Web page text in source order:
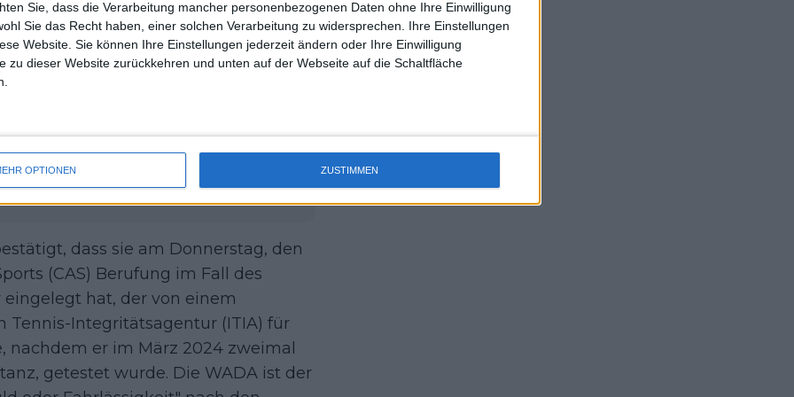
Sie, dass die Verarbeitung mancher personenbezogenen Daten ohne Ihre Einwilligung
Sie das Recht haben, einer solchen Verarbeitung zu widersprechen. Ihre Einstellungen
Website. Sie können Ihre Einstellungen jederzeit ändern oder Ihre Einwilligung
zu dieser Website zurückkehren und unten auf der Webseite auf die Schaltfläche
OPTIONEN ZUSTIMMEN
sich nicht darum, dass er die
im Kommentarbereich eines
"Hahaha, vielleicht doch nicht so
Kritik an Jannik Sinner's
seine Bemerkung
dass sie am Donnerstag, den
(CAS) Berufung im Fall des
hat, der von einem
Tennis-Integritätsagentur (ITIA) für
er im März 2024 zweimal
getestet wurde. Die WADA ist der
uss J-L-Struff wahrscheinlich morge 3 Spiele absolvieren (2.
mal Einzel 1x Doppel) dank der hervorragenden Unterstützung
des Kommentators für F-A-A